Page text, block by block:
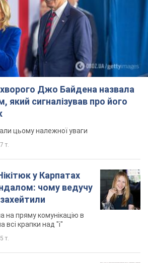
Джо Байдена назвала
який сигналізував про його
цьому належної уваги
т.
у Карпатах
чому ведучу
на пряму комунікацію в
всі крапки над "і"
т.